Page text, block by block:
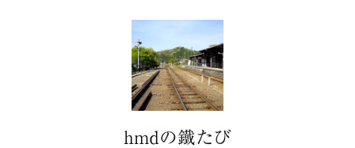
hmdの鐵たび